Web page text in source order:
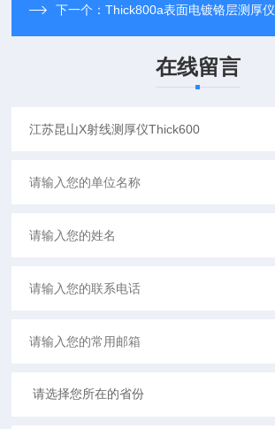
下一个：Thick800a表面电镀铬层测厚仪
在线留言